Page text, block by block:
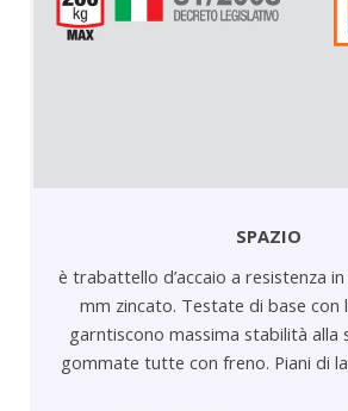
SPAZIO
è trabattello d’accaio a resistenza
mm zincato. Testate di base con
garntiscono massima stabilità alla
gommate tutte con freno. Piani di